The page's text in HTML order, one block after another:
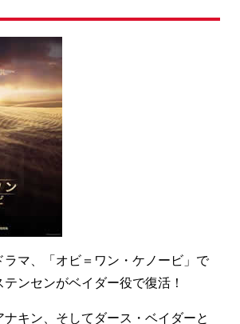
ラマ、「オビ＝ワン・ケノービ」で
ンセンがベイダー役で復活！
ナキン、そしてダース・ベイダーと